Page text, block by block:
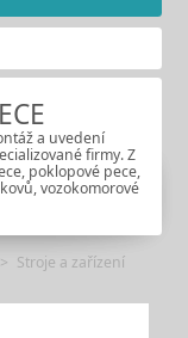
a uvedení
firmy. Z
poklopové pece,
vozokomorové
Stroje a zařízení